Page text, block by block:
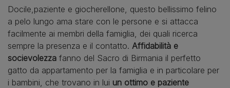
Docile,paziente e giocherellone, questo bellissimo felino
a pelo lungo ama stare con le persone e si attacca
facilmente ai membri della famiglia, dei quali ricerca
sempre la presenza e il contatto. Affidabilità e
socievolezza fanno del Sacro di Birmania il perfetto
gatto da appartamento per la famiglia e in particolare per
i bambini, che trovano in lui un ottimo e paziente